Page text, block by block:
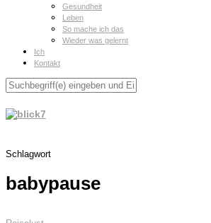
Gesundheit
Leben
So mache ich das
Wieder was gelernt
Ich
Kontakt
Schlagwort
babypause